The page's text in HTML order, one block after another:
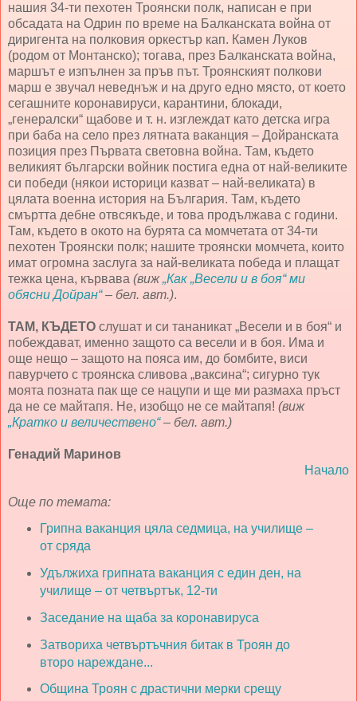
нашия 34-ти пехотен Троянски полк, написан е при
обсадата на Одрин по време на Балканската война от
диригента на полковия оркестър кап. Камен Луков
(родом от Монтанско); тогава, през Балканската война,
маршът е изпълнен за пръв път. Троянският полкови
марш е звучал неведнъж и на друго едно място, от което
сегашните коронавируси, карантини, блокади,
„генералски“ щабове и т. н. изглеждат като детска игра
при баба на село през лятната ваканция – Дойранската
позиция през Първата световна война. Там, където
великият български войник постига една от най-великите
си победи (някои историци казват – най-великата) в
цялата военна история на България. Там, където
смъртта дебне отвсякъде, и това продължава с години.
Там, където в окото на бурята са момчетата от 34-ти
пехотен Троянски полк; нашите троянски момчета, които
имат огромна заслуга за най-великата победа и плащат
тежка цена, кървава (виж„Как „Весели и в боя“ ми
обясни Дойран“– бел. авт.).
ТАМ, КЪДЕТО слушат и си тананикат „Весели и в боя“ и
побеждават, именно защото са весели и в боя. Има и
още нещо – защото на пояса им, до бомбите, виси
павурчето с троянска сливова „ваксина“; сигурно тук
моята позната пак ще се нацупи и ще ми размаха пръст
да не се майтапя. Не, изобщо не се майтапя! (виж
„Кратко и величествено“– бел. авт.)
Генадий Маринов
Начало
Още по темата:
Грипна ваканция цяла седмица, на училище –
от сряда
Удължиха грипната ваканция с един ден, на
училище – от четвъртък, 12-ти
Заседание на щаба за коронавируса
Затвориха четвъртъчния битак в Троян до
второ нареждане...
Община Троян с драстични мерки срещу